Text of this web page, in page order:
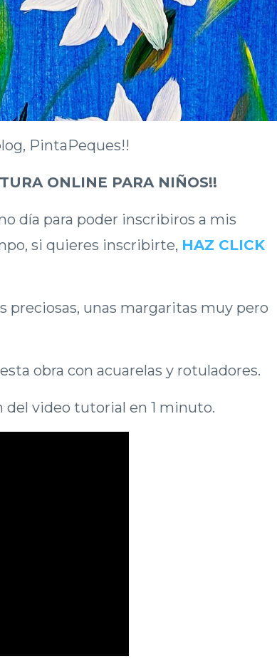
PintaPeques!!
ONLINE PARA NIÑOS!!
día para poder inscribiros a mis
si quieres inscribirte, HAZ CLICK
preciosas, unas margaritas muy pero
obra con acuarelas y rotuladores.
video tutorial en 1 minuto.